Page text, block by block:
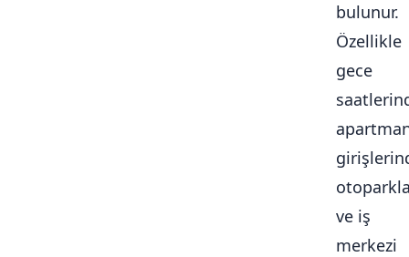
bulunur.
Özellikle
gece
ve iş
merkezi